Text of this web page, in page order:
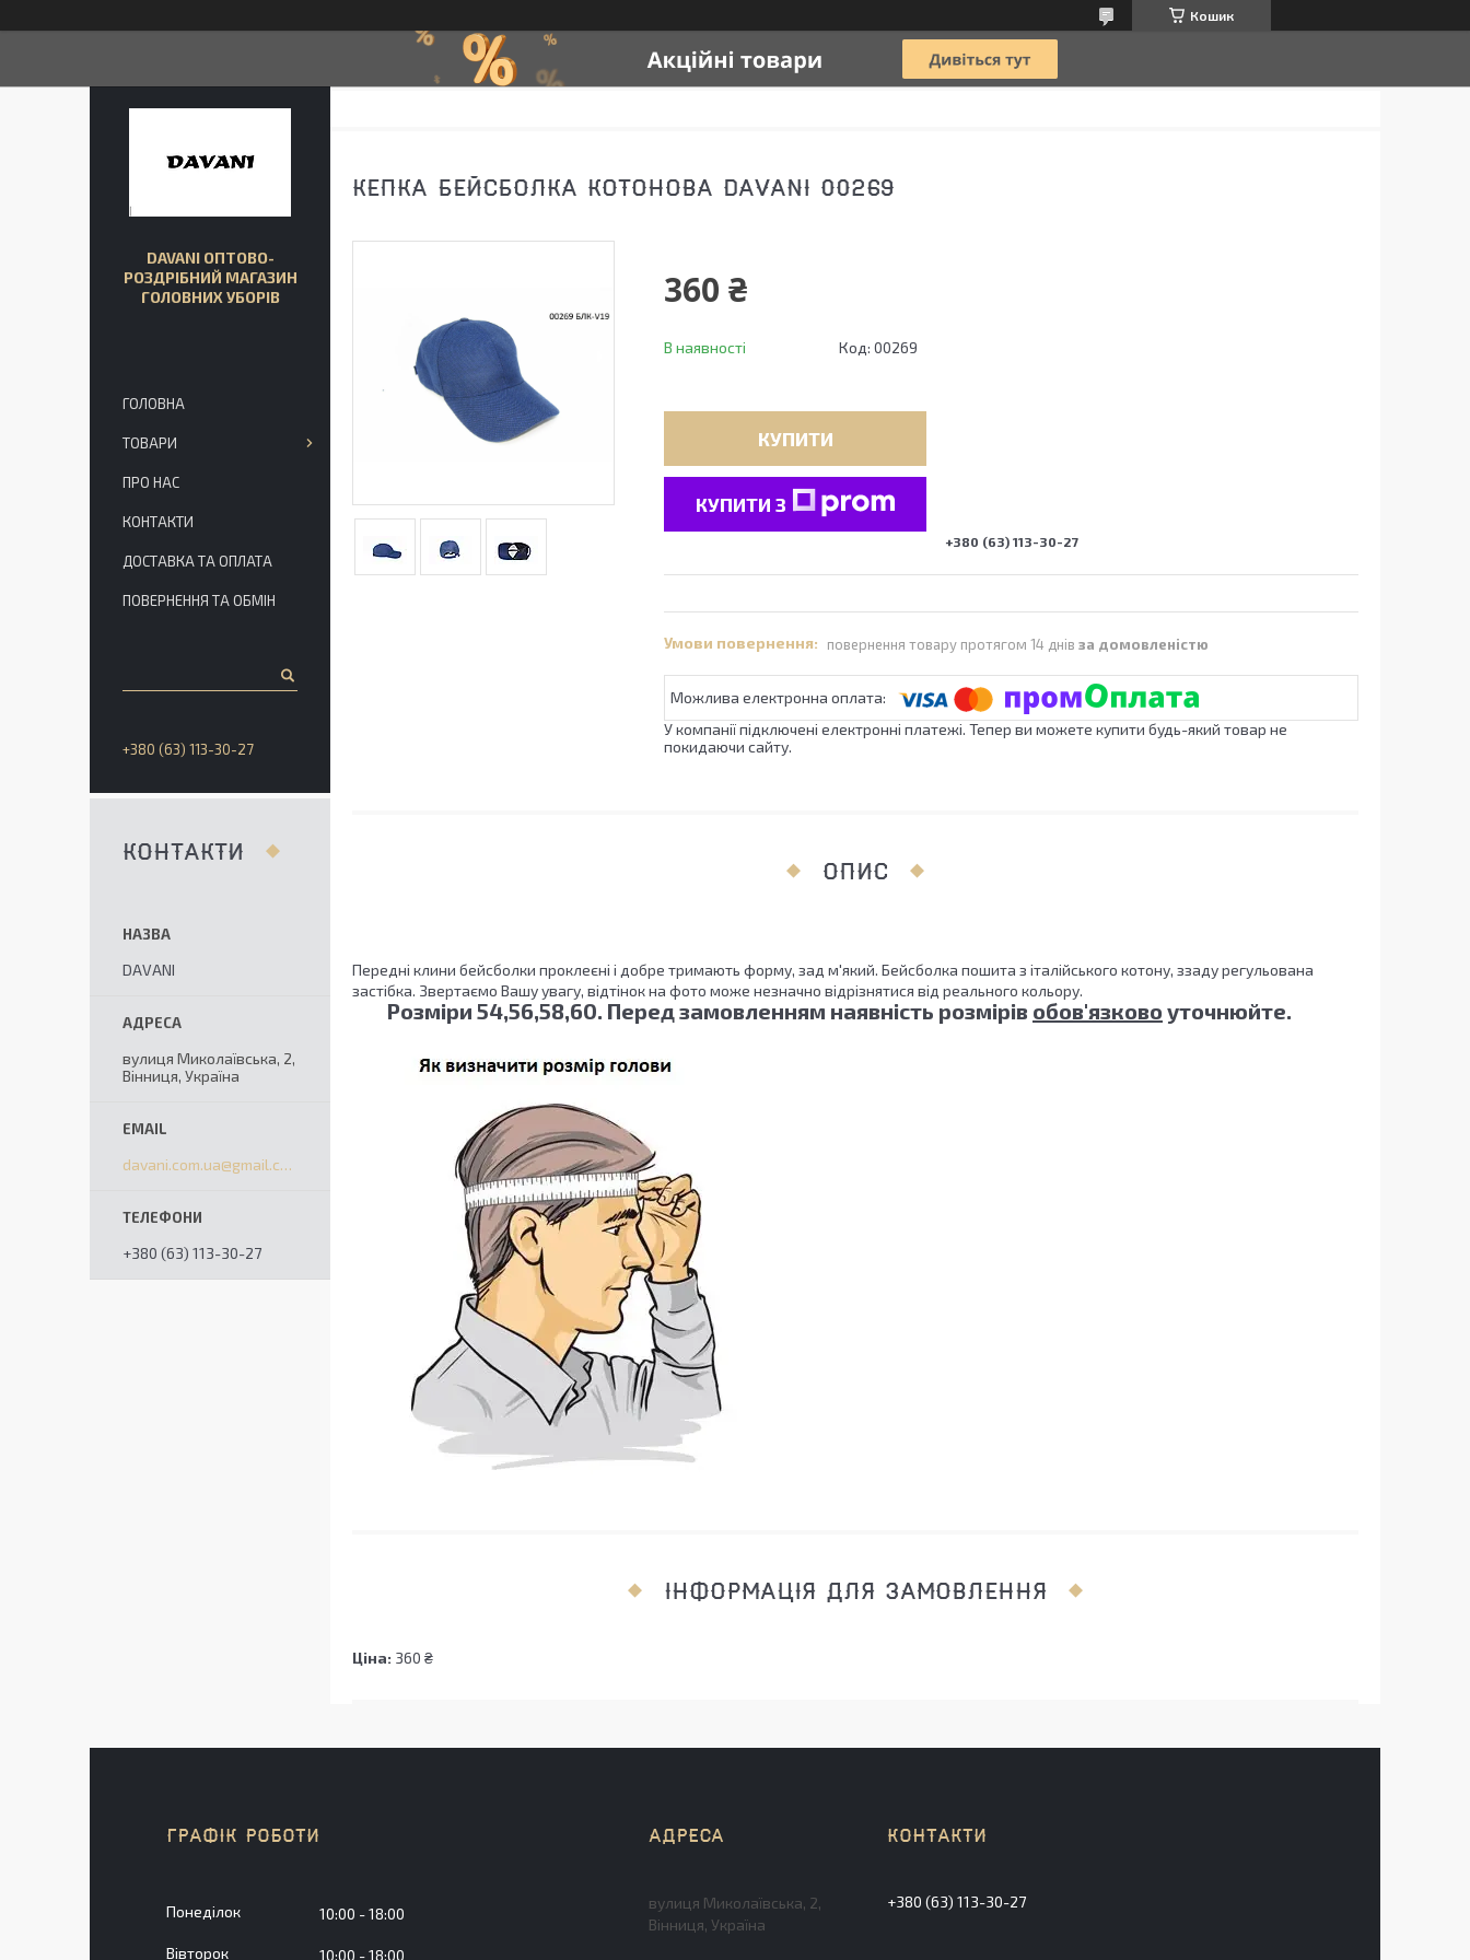
Кошик
КЕПКА БЕЙСБОЛКА КОТОНОВА DAVANI 00269
360 ₴
В наявності Код: 00269
КУПИТИ
КУПИТИ З
+380 (63) 113-30-27
повернення товару протягом 14 днів за домовленістю
У компанії підключені електронні платежі. Тепер ви можете купити будь-який товар не
покидаючи сайту.
ОПИС
Передні клини бейсболки проклеєні і добре тримають форму, зад м'який. Бейсболка пошита з італійського котону, ззаду регульована
застібка. Звертаємо Вашу увагу, відтінок на фото може незначно відрізнятися від реального кольору.
Розміри 54,56,58,60. Перед замовленням наявність розмірів обов'язково уточнюйте.
ІНФОРМАЦІЯ ДЛЯ ЗАМОВЛЕННЯ
Ціна: 360 ₴
DAVANI ОПТОВО-
РОЗДРІБНИЙ МАГАЗИН
ГОЛОВНИХ УБОРІВ
ГОЛОВНА
ТОВАРИ
ПРО НАС
КОНТАКТИ
ДОСТАВКА ТА ОПЛАТА
ПОВЕРНЕННЯ ТА ОБМІН
+380 (63) 113-30-27
КОНТАКТИ
DAVANI
вулиця Миколаївська, 2,
Вінниця, Україна
davani.com.ua@gmail.com
+380 (63) 113-30-27
ГРАФІК РОБОТИ
Понеділок 10:00 18:00
Вівторок 10:00 18:00
вулиця Миколаївська, 2,
Вінниця, Україна
+380 (63) 113-30-27